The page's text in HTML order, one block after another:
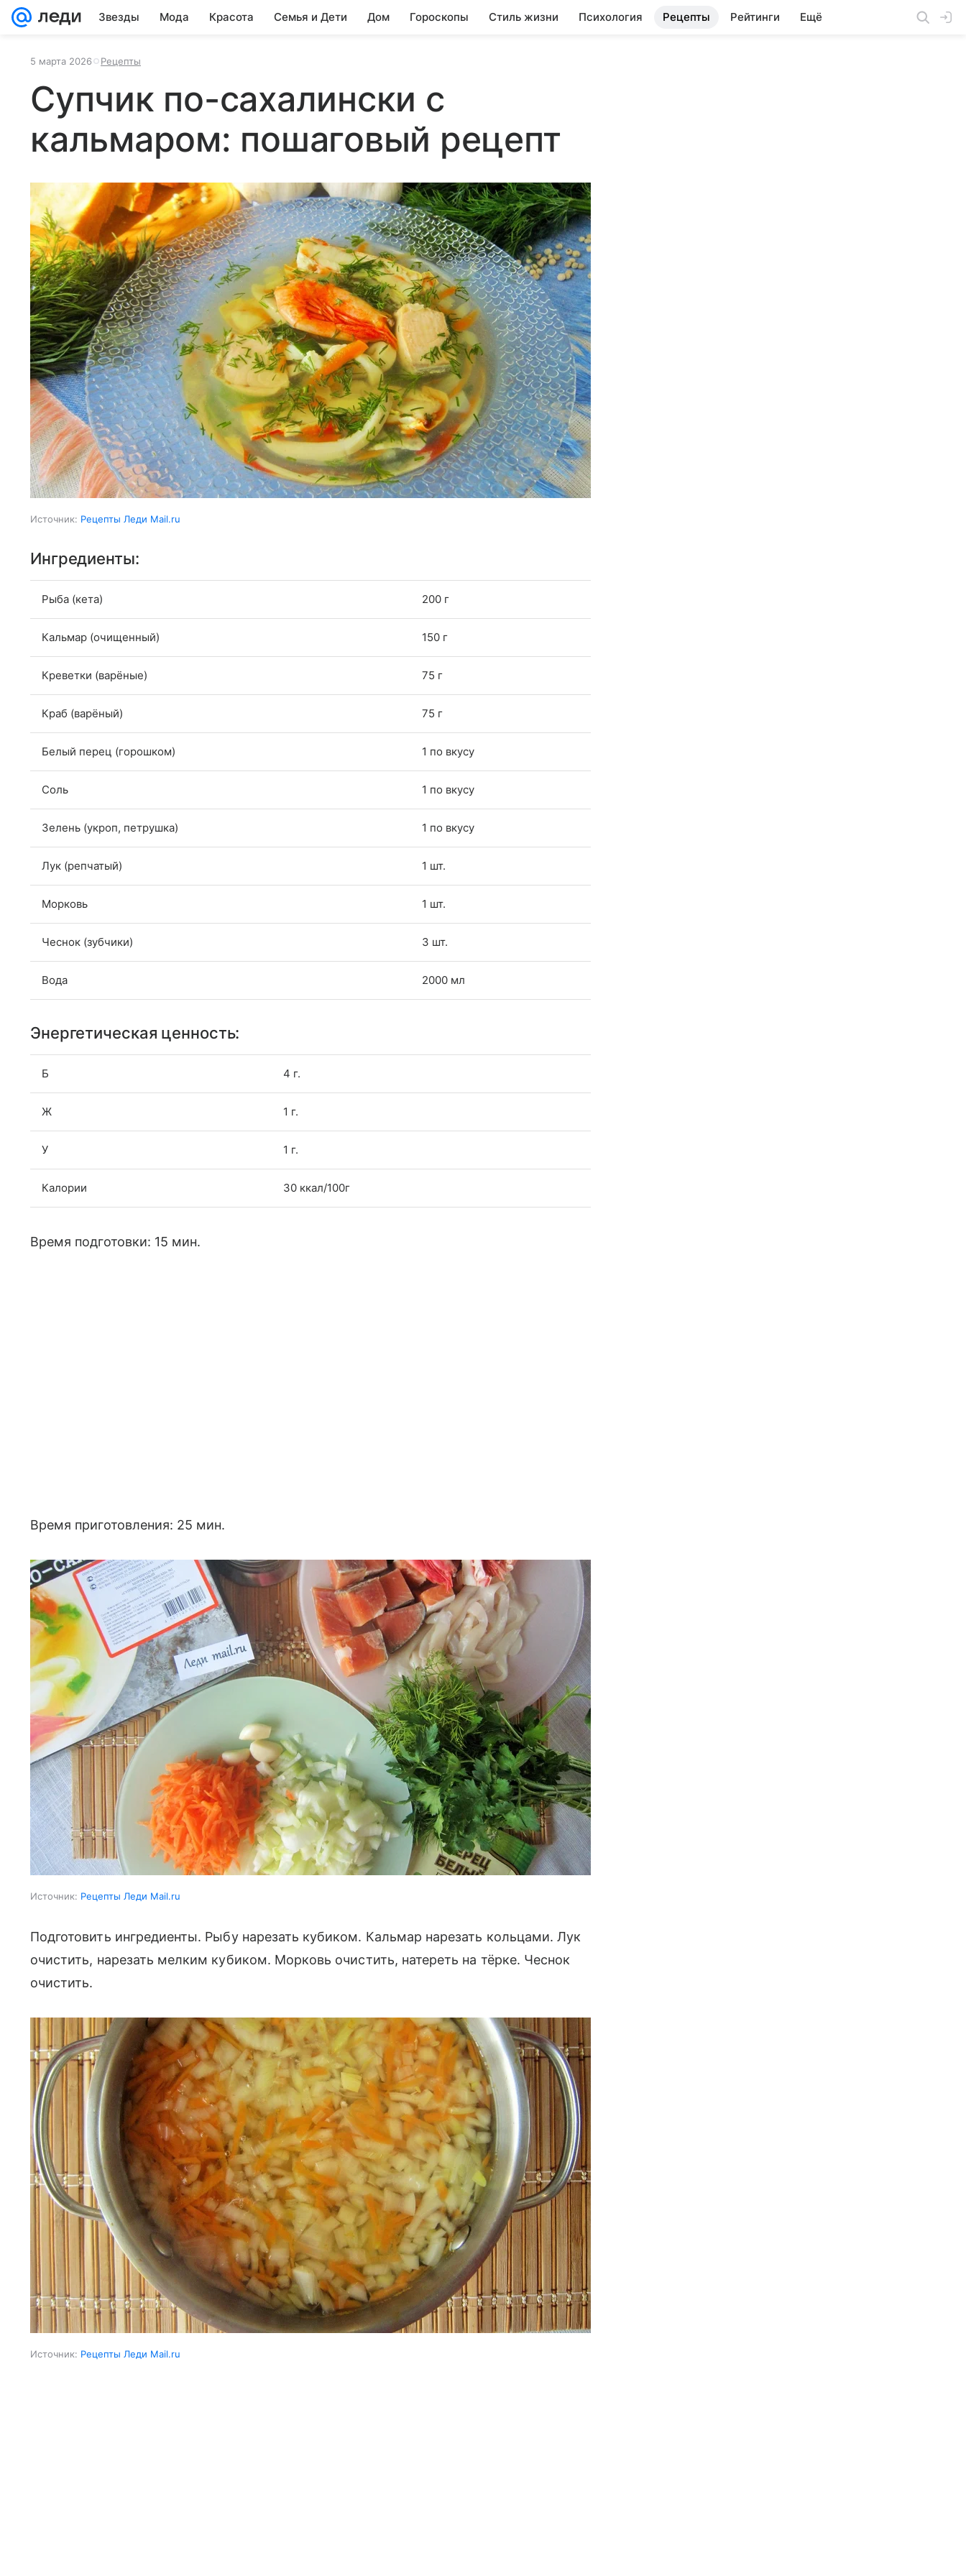
Звезды Мода Красота Семья и Дети Дом Гороскопы Стиль жизни Психология Рецепты Рейтинги Ещё
5 марта 2026 Рецепты
Супчик по-сахалински с
кальмаром: пошаговый рецепт
Источник: Рецепты Леди Mail.ru
Ингредиенты:
Рыба (кета) 200 г
Кальмар (очищенный) 150 г
Креветки (варёные) 75 г
Краб (варёный) 75 г
Белый перец (горошком) 1 по вкусу
Соль 1 по вкусу
Зелень (укроп, петрушка) 1 по вкусу
Лук (репчатый) 1 шт.
Морковь 1 шт.
Чеснок (зубчики) 3 шт.
Вода 2000 мл
Энергетическая ценность:
Б 4 г.
Ж 1 г.
У 1 г.
Калории 30 ккал/100г
Время подготовки: 15 мин.
Время приготовления: 25 мин.
Источник: Рецепты Леди Mail.ru
Подготовить ингредиенты. Рыбу нарезать кубиком. Кальмар нарезать кольцами. Лук
очистить, нарезать мелким кубиком. Морковь очистить, натереть на тёрке. Чеснок
очистить.
Источник: Рецепты Леди Mail.ru